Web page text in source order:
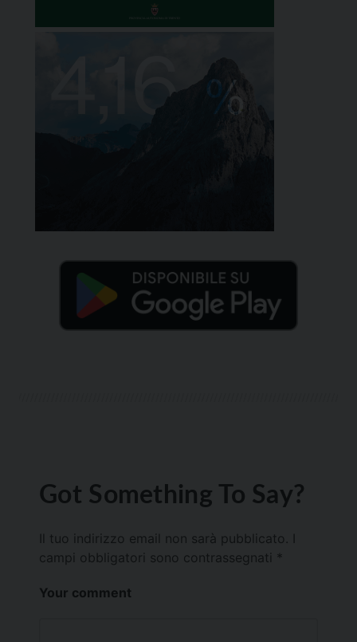
Got Something To Say?
Il tuo indirizzo email non sarà pubblicato.
campi obbligatori sono contrassegnati *
Your comment